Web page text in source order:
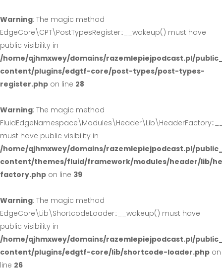
Warning: The magic method
EdgeCore\CPT\PostTypesRegister::__wakeup() must have
public visibility in
/home/qjhmxwey/domains/razemlepiejpodcast.pl/
content/plugins/edgtf-core/post-types/post-types-
register.php on line 28
Warning: The magic method
must have public visibility in
/home/qjhmxwey/domains/razemlepiejpodcast.pl/
content/themes/fluid/framework/modules/header/lib/
factory.php on line 39
Warning: The magic method
EdgeCore\Lib\ShortcodeLoader::__wakeup() must have
public visibility in
/home/qjhmxwey/domains/razemlepiejpodcast.pl/
content/plugins/edgtf-core/lib/shortcode-loader.php on
line 26